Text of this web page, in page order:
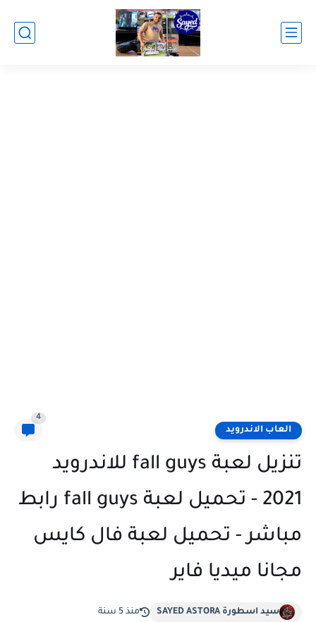
العاب الاندرويد
4
تنزيل لعبة fall guys للاندرويد
2021 - تحميل لعبة fall guys رابط
مباشر - تحميل لعبة فال كايس
مجانا ميديا فاير
سيد اسطورة SAYED ASTORA منذ 5 سنة